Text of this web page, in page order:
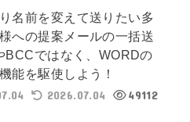
名前を変えて送りたい多
への提案メールの一括送
BCCではなく、WORDの
能を駆使しよう！
2026.07.04 49112